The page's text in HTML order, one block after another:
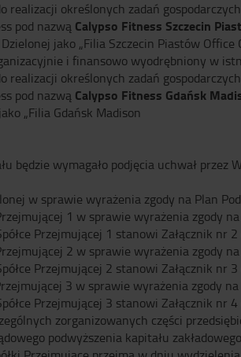
określonych zadań
pod nazwą Calypso Fitness Szczecin
jako „Filia Szczecin Piastów Office
i finansowo wyodrębniony w
określonych zadań
pod nazwą Calypso Fitness Gdańsk
„Filia Gdańsk Madison
będzie wymagało podjęcia uchwał
w sprawie wyrażenia zgody na Plan
1 w sprawie wyrażenia zgody
Przejmującej 1 stanowi Załącznik nr
2 w sprawie wyrażenia zgody
Przejmującej 2 stanowi Załącznik nr
3 w sprawie wyrażenia zgody
Przejmującej 3 stanowi Załącznik nr
zorganizowanych części
podwyższenia kapitału